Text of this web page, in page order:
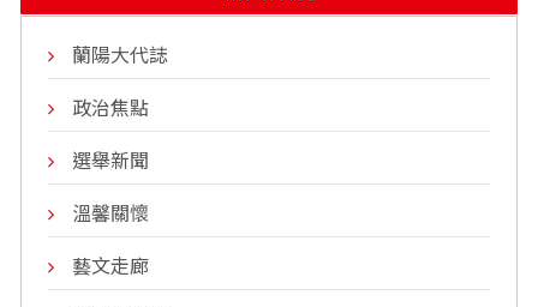
蘭陽大代誌
政治焦點
選舉新聞
溫馨關懷
藝文走廊